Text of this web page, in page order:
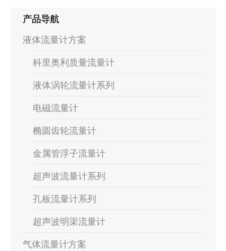
产品导航
液体流量计方案
科里奥利质量流量计
液体涡轮流量计系列
电磁流量计
椭圆齿轮流量计
金属管浮子流量计
超声波流量计系列
孔板流量计系列
超声波明渠流量计
气体流量计方案